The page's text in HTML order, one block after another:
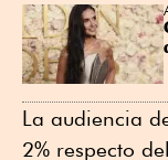
La audiencia
2% respecto